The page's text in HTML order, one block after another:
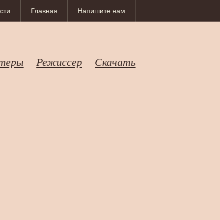
Напишите нам
Главная
Режиссер Скачать